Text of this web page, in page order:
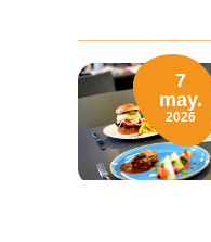
7
may.
2026